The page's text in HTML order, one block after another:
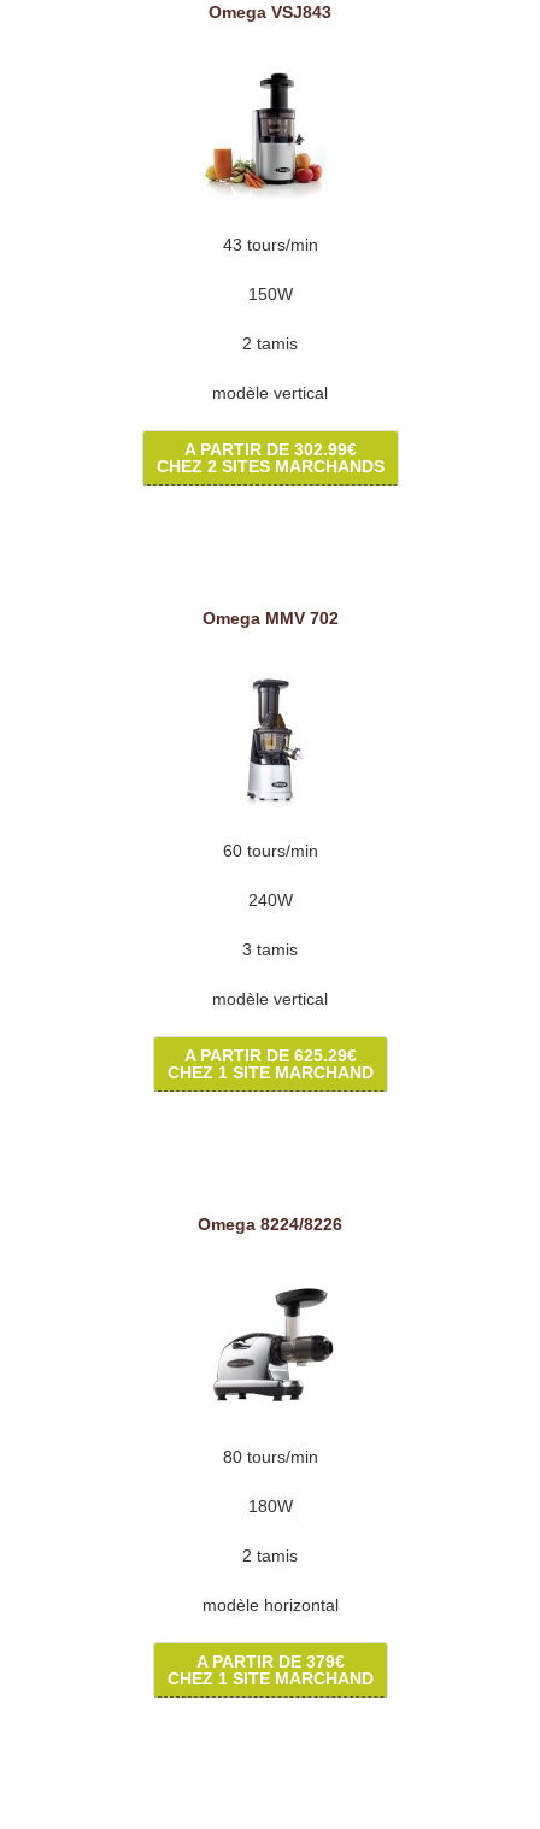
Omega VSJ843
43 tours/min
150W
2 tamis
modèle vertical
A PARTIR DE 302.99€
CHEZ 2 SITES MARCHANDS
Omega MMV 702
60 tours/min
240W
3 tamis
modèle vertical
A PARTIR DE 625.29€
CHEZ 1 SITE MARCHAND
Omega 8224/8226
80 tours/min
180W
2 tamis
modèle horizontal
A PARTIR DE 379€
CHEZ 1 SITE MARCHAND